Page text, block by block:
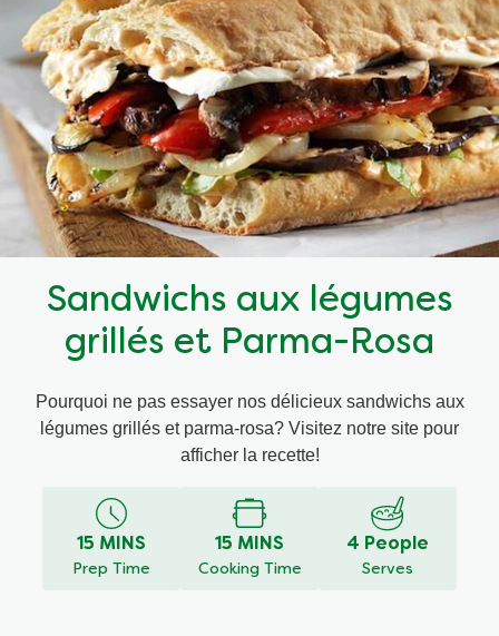
Recettes avec Bouillon
Recettes par Ingrédient
Recettes par Occasion
Recettes par Type de Plat
Sandwichs aux légumes
grillés et Parma-Rosa
Pourquoi ne pas essayer nos délicieux sandwichs aux
légumes grillés et parma-rosa? Visitez notre site pour
afficher la recette!
15 MINS
Prep Time
15 MINS
Cooking Time
4 People
Serves